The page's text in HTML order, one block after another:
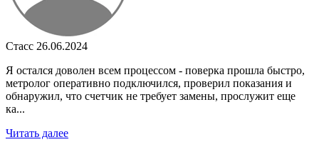
Стасс 26.06.2024
Я остался доволен всем процессом - поверка прошла быстро,
метролог оперативно подключился, проверил показания и
обнаружил, что счетчик не требует замены, прослужит еще
ка...
Читать далее